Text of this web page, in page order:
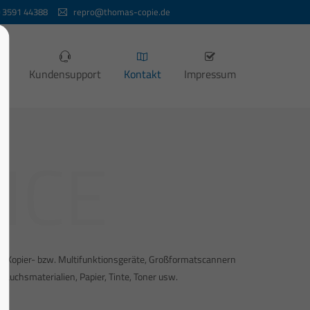
44388 repro@thomas-copie.de
Kundensupport Kontakt Impressum
Kopier- bzw. Multifunktionsgeräte, Großformatscannern
Papier, Tinte, Toner usw.